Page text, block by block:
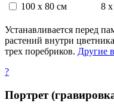
100 х 80 см
8
Устанавливается перед
растений внутри
трех поребриков. Другие
?
Портрет